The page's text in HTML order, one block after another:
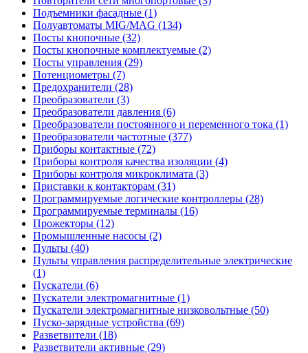
Подъемники фасадные (1)
Полуавтоматы MIG/MAG (134)
Посты кнопочные (32)
Посты кнопочные комплектуемые (2)
Посты управления (29)
Потенциометры (7)
Предохранители (28)
Преобразователи (3)
Преобразователи давления (6)
Преобразователи постоянного и переменного тока (1)
Преобразователи частотные (377)
Приборы контактные (72)
Приборы контроля качества изоляции (4)
Приборы контроля микроклимата (3)
Приставки к контакторам (31)
Программируемые логические контроллеры (28)
Программируемые терминалы (16)
Прожекторы (12)
Промышленные насосы (2)
Пульты (40)
Пульты управления распределительные электрические
(1)
Пускатели (6)
Пускатели электромагнитные (1)
Пускатели электромагнитные низковольтные (50)
Пуско-зарядные устройства (69)
Разветвители (18)
Разветвители активные (29)